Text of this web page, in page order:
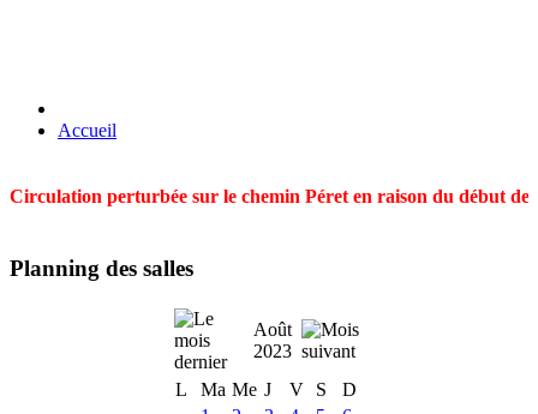
Accueil
Circulation perturbée sur le chemin Péret en raison du début
Planning des salles
Août
2023
L
Ma Me J V S
D